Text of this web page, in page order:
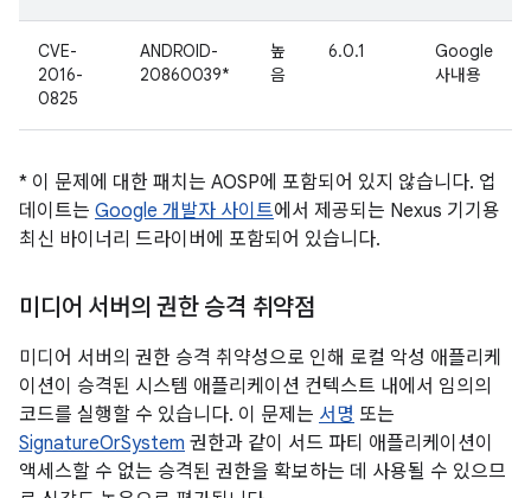
CVE-
2016-
0825
ANDROID-
20860039*
높
음
6.0.1
Google
사내용
* 이 문제에 대한 패치는 AOSP에 포함되어 있지 않습니다. 업
데이트는 Google 개발자 사이트에서 제공되는 Nexus 기기용
최신 바이너리 드라이버에 포함되어 있습니다.
미디어 서버의 권한 승격 취약점
미디어 서버의 권한 승격 취약성으로 인해 로컬 악성 애플리케
이션이 승격된 시스템 애플리케이션 컨텍스트 내에서 임의의
코드를 실행할 수 있습니다. 이 문제는 서명 또는
SignatureOrSystem 권한과 같이 서드 파티 애플리케이션이
액세스할 수 없는 승격된 권한을 확보하는 데 사용될 수 있으므